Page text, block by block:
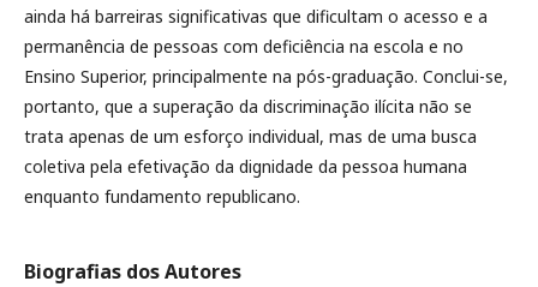
ainda há barreiras significativas que dificultam o acesso e a
permanência de pessoas com deficiência na escola e no
Ensino Superior, principalmente na pós-graduação. Conclui-se,
portanto, que a superação da discriminação ilícita não se
trata apenas de um esforço individual, mas de uma busca
coletiva pela efetivação da dignidade da pessoa humana
enquanto fundamento republicano.
Biografias dos Autores